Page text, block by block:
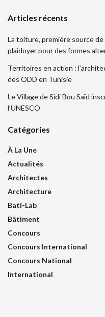
Articles récents
La toiture, première source
plaidoyer pour des formes
Territoires en action :
des ODD en Tunisie
Le Village de Sidi Bou Saïd
l’UNESCO
Catégories
À La Une
Actualités
Architectes
Architecture
Bati-Lab
Bâtiment
Concours
Concours International
Concours National
International